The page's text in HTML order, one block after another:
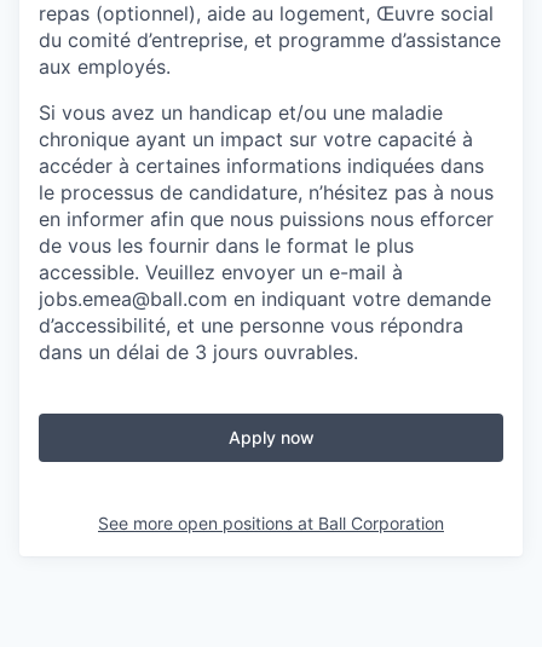
repas (optionnel), aide au logement, Œuvre social
du comité d’entreprise, et programme d’assistance
aux employés.
Si vous avez un handicap et/ou une maladie
chronique ayant un impact sur votre capacité à
accéder à certaines informations indiquées dans
le processus de candidature, n’hésitez pas à nous
en informer afin que nous puissions nous efforcer
de vous les fournir dans le format le plus
accessible. Veuillez envoyer un e-mail à
jobs.emea@ball.com en indiquant votre demande
d’accessibilité, et une personne vous répondra
dans un délai de 3 jours ouvrables.
Apply now
See more open positions at Ball Corporation